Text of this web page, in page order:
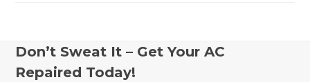
Don’t Sweat It – Get Your AC
Repaired Today!